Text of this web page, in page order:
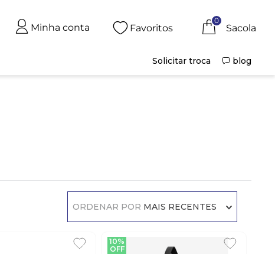
Minha conta Favoritos
0
Solicitar troca blog
ORDENAR POR MAIS RECENTES
10%
OFF